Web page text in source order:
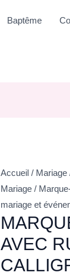
Baptême
Accueil / Mariage
Mariage /
mariage et
AVEC